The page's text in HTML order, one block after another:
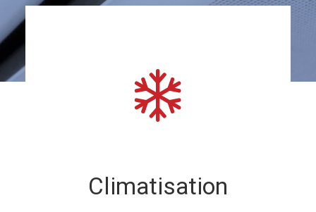
RECHERCHE
Climatisation